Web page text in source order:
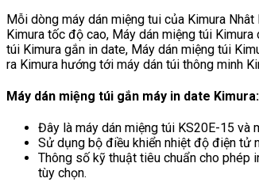
Mỗi dòng máy dán miệng tui của Kimura
Kimura tốc độ cao, Máy dán miệng túi
túi Kimura gắn in date, Máy dán miệng túi
ra Kimura hướng tới máy dán túi thông minh
Máy dán miệng túi gắn máy in date Kimura:
Đây là máy dán miệng túi KS20E-15 và
Sử dụng bộ điều khiển nhiệt độ điện tử
Thông số kỹ thuật tiêu chuẩn cho
tùy chọn.